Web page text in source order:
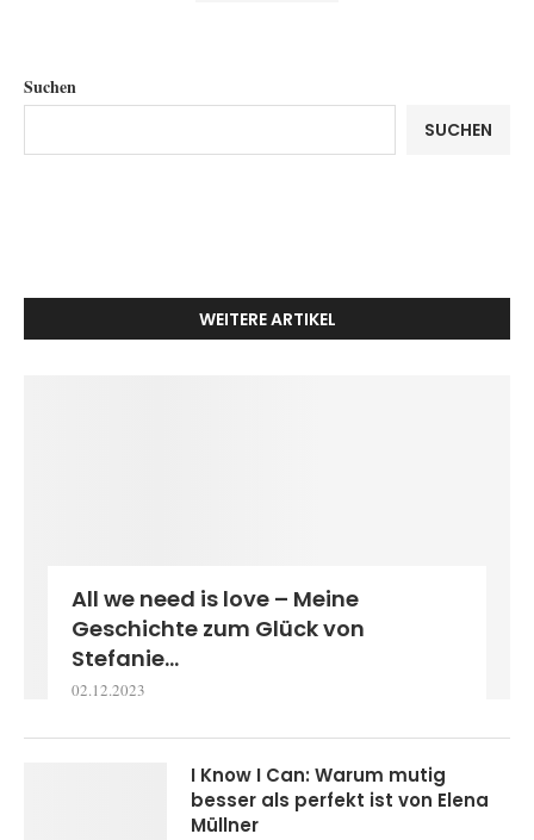
Suchen
SUCHEN
WEITERE ARTIKEL
All we need is love – Meine
Geschichte zum Glück von
Stefanie...
02.12.2023
I Know I Can: Warum mutig
besser als perfekt ist von Elena
Müllner